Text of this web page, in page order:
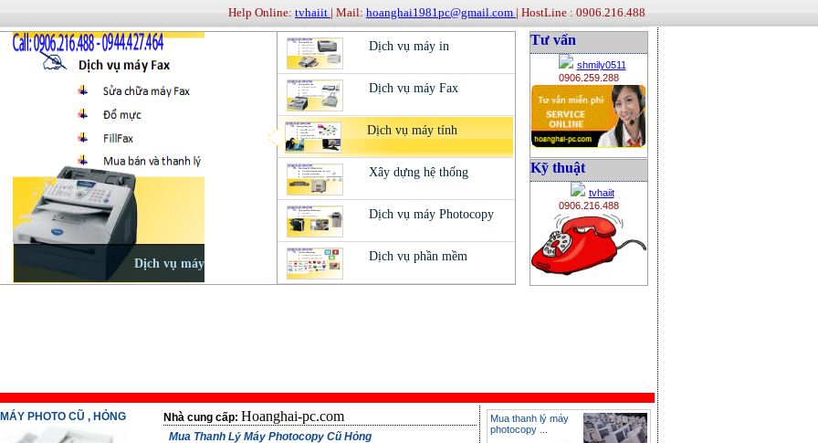
Help Online: tvhaiit | Mail: hoanghai1981pc@gmail.com | HostLine : 0906.216.488
Tư vấn
shmily0511
0906.259.288
Kỹ thuật
tvhaiit
0906.216.488
PHOTO CŨ , HỎNG Nhà cung cấp: Hoanghai-pc.com
Mua Thanh Lý Máy Photocopy Cũ Hỏng
Mua thanh lý máy
photocopy ...